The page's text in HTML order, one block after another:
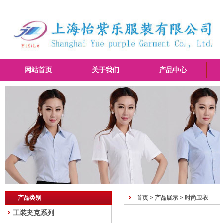
网站首页 关于我们 产品中心
产品类别
工装夹克系列
首页 > 产品展示 > 时尚卫衣